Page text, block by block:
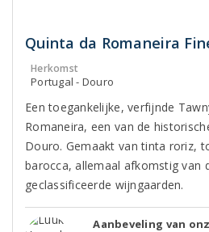
Quinta da Romaneira
Herkomst
Portugal - Douro
Een toegankelijke, verfijnde
Romaneira, een van de
Douro. Gemaakt van tinta roriz,
barocca, allemaal afkomstig van
geclassificeerde wijngaarden.
Aanbeveling van